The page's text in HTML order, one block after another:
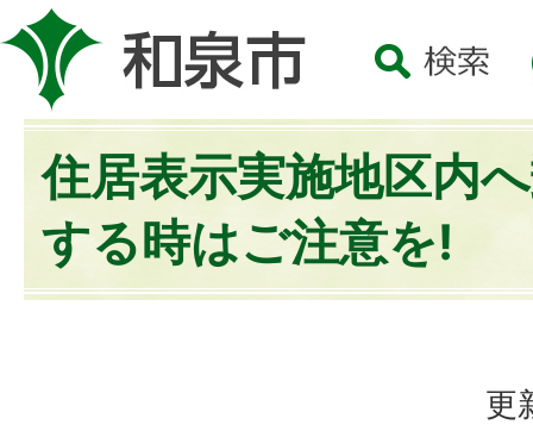
住居表示実施地区内
する時はご注意を!
更